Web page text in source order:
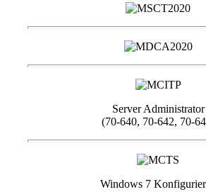
Server Administrator
(70-640, 70-642, 70-
Windows 7